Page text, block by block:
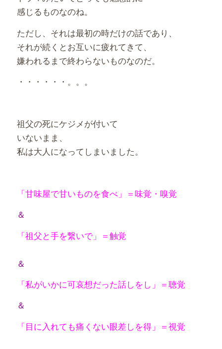
感じるものなのね。
ただし、それは最初の時だけの話であり、
それが続くとお互いに疲れてきて、
嫌われるまで終わらないものなのだ。
・・・・・・。。。
祖父の死にケジメが付いて
いないまま、
私は大人になってしまいました。
「甘味屋で甘いものを食べ」＝味覚・嗅覚
＆
「祖父と手を繋いで」＝触覚
＆
「私がいかに可哀想だった話しをし」＝聴覚
＆
「目に入れても痛くない眼差しを得」＝視覚